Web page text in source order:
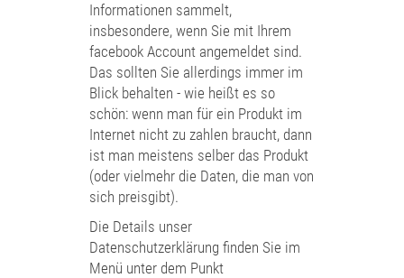
Informationen sammelt,
insbesondere, wenn Sie mit Ihrem
facebook Account angemeldet sind.
Das sollten Sie allerdings immer im
Blick behalten - wie heißt es so
schön: wenn man für ein Produkt im
Internet nicht zu zahlen braucht, dann
ist man meistens selber das Produkt
(oder vielmehr die Daten, die man von
sich preisgibt).
Die Details unser
Datenschutzerklärung finden Sie im
Menü unter dem Punkt